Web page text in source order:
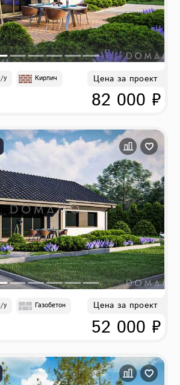
у Кирпич Цена за проект
82 000 ₽
у Газобетон Цена за проект
52 000 ₽